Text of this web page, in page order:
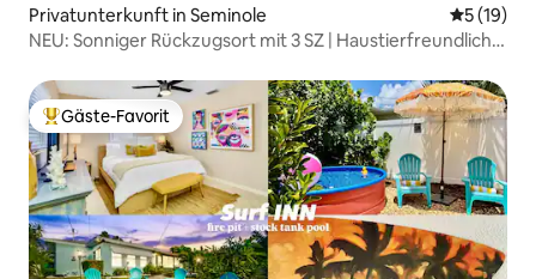
Privatunterkunft in Seminole
5 (19)
NEU: Sonniger Rückzugsort mit 3 SZ | Haustierfreundlich +
Beliebter Gäste-Favorit.
Gäste-Favorit